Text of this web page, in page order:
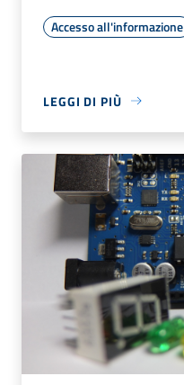
Accesso all'informazione
LEGGI DI PIÙ